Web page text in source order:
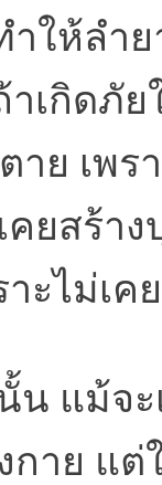
ำให้ลำ
าเกิดภั
าย เพร
คยสร้า
าะไม่เ
น แม้จะ
กาย แ